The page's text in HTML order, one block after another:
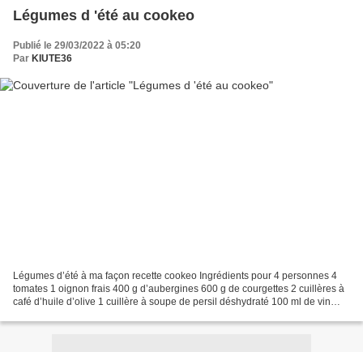
Légumes d 'été au cookeo
Publié le 29/03/2022 à 05:20
Par KIUTE36
Légumes d’été à ma façon recette cookeo Ingrédients pour 4 personnes 4
tomates 1 oignon frais 400 g d’aubergines 600 g de courgettes 2 cuillères à
café d’huile d’olive 1 cuillère à soupe de persil déshydraté 100 ml de vin